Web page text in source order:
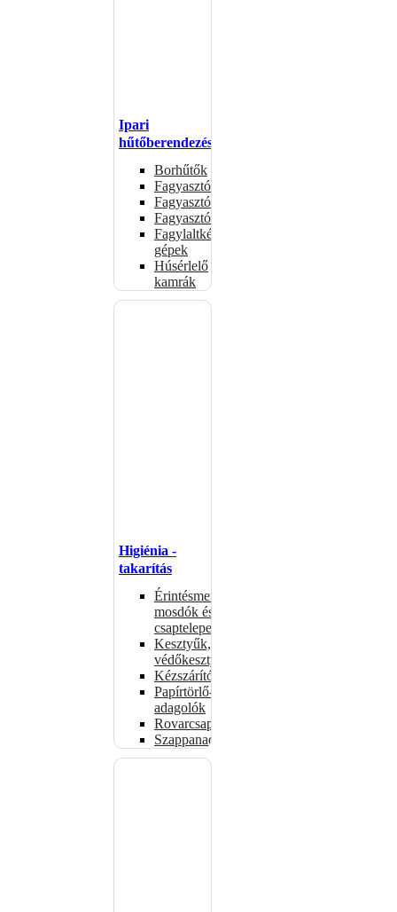
Ipari
hűtőberendezések
Borhűtők
Fagyasztóasztalok
Fagyasztóládák
Fagyasztószekrények
Fagylaltkészítő
gépek
Húsérlelő
kamrák
Higiénia -
takarítás
Érintésmentes
mosdók és
csaptelepek
Kesztyűk,
védőkesztyűk
Kézszárítók
Papírtörlő-
adagolók
Rovarcsapdák
Szappanadagolók